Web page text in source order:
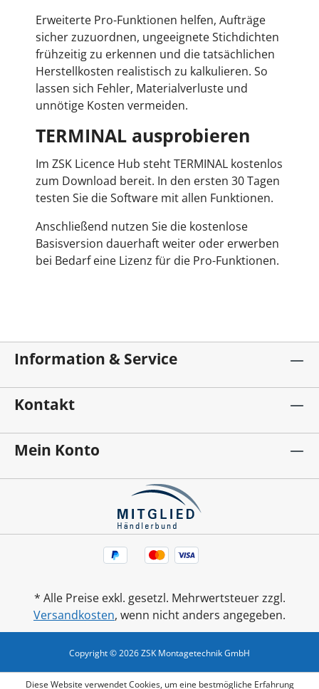
Erweiterte Pro-Funktionen helfen, Aufträge
sicher zuzuordnen, ungeeignete Stichdichten
frühzeitig zu erkennen und die tatsächlichen
Herstellkosten realistisch zu kalkulieren. So
lassen sich Fehler, Materialverluste und
unnötige Kosten vermeiden.
TERMINAL ausprobieren
Im ZSK Licence Hub steht TERMINAL kostenlos
zum Download bereit. In den ersten 30 Tagen
testen Sie die Software mit allen Funktionen.
Anschließend nutzen Sie die kostenlose
Basisversion dauerhaft weiter oder erwerben
bei Bedarf eine Lizenz für die Pro-Funktionen.
Information & Service
Kontakt
Mein Konto
* Alle Preise exkl. gesetzl. Mehrwertsteuer zzgl.
Versandkosten, wenn nicht anders angegeben.
Copyright © 2026 ZSK Montagetechnik GmbH
Diese Website verwendet Cookies, um eine bestmögliche Erfahrung